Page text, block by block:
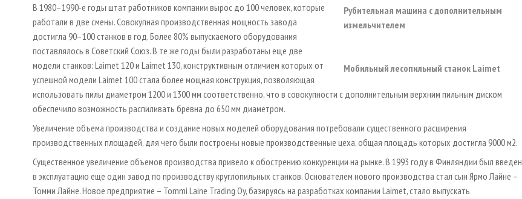
Рубительная машина с дополнительным
измельчителем
Мобильный лесопильный станок Laimet
В 1980–1990-е годы штат работников компании вырос до 100 человек, которые
работали в две смены. Совокупная производственная мощность завода
достигла 90–100 станков в год. Более 80% выпускаемого оборудования
поставлялось в Советский Союз. В те же годы были разработаны еще две
модели станков: Laimet 120 и Laimet 130, конструктивным отличием которых от
успешной модели Laimet 100 стала более мощная конструкция, позволяющая
использовать пилы диаметром 1200 и 1300 мм соответственно, что в совокупности с дополнительным верхним пильным диском
обеспечило возможность распиливать бревна до 650 мм диаметром.
Увеличение объема производства и создание новых моделей оборудования потребовали существенного расширения
производственных площадей, для чего были построены новые производственные цеха, общая площадь которых достигла 9000 м2.
Существенное увеличение объемов производства привело к обострению конкуренции на рынке. В 1993 году в Финляндии был введен
в эксплуатацию еще один завод по производству круглопильных станков. Основателем нового производства стал сын Ярмо Лайне –
Томми Лайне. Новое предприятие – Tommi Laine Trading Oy, базируясь на разработках компании Laimet, стало выпускать